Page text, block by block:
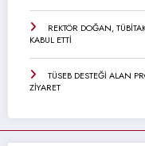
REKTÖR DOĞAN,
KABUL ETTİ
TÜSEB DESTEĞİ ALAN
ZİYARET